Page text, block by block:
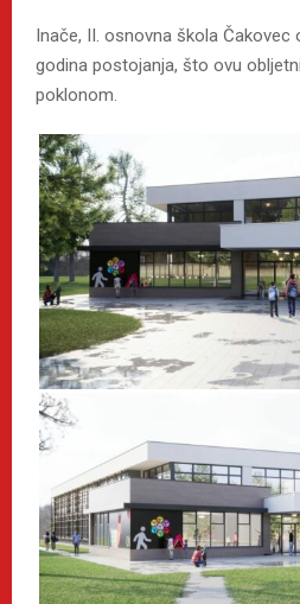
Inače, II. osnovna škola Čakovec
godina postojanja, što ovu
poklonom.